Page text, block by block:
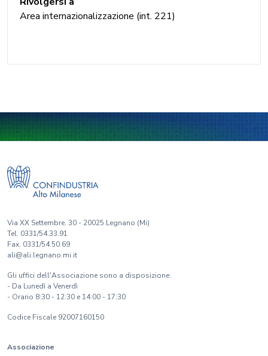
Area internazionalizzazione (int. 221)
Via XX Settembre, 30 - 20025 Legnano (Mi)
Tel. 0331/54.33.91
Fax. 0331/54.50.69
ali@ali.legnano.mi.it
Gli uffici dell'Associazione sono a disposizione:
- Da Lunedì a Venerdì
- Orario 8:30 - 12:30 e 14:00 - 17:30
Codice Fiscale 92007160150
Associazione